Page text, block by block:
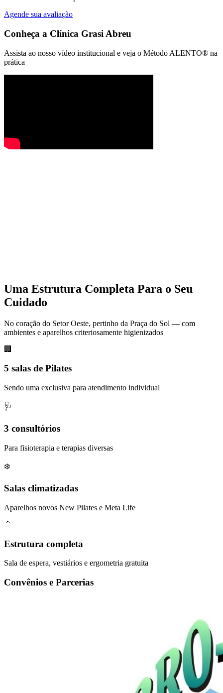
Agende sua avaliação
Conheça a Clínica Grasi Abreu
Assista ao nosso vídeo institucional e veja o Método ALENTO® na
prática
Uma Estrutura Completa Para o Seu
Cuidado
No coração do Setor Oeste, pertinho da Praça do Sol — com
ambientes e aparelhos criteriosamente higienizados
🏢
5 salas de Pilates
Sendo uma exclusiva para atendimento individual
🩺
3 consultórios
Para fisioterapia e terapias diversas
❄️
Salas climatizadas
Aparelhos novos New Pilates e Meta Life
🚿
Estrutura completa
Sala de espera, vestiários e ergometria gratuita
Convênios e Parcerias